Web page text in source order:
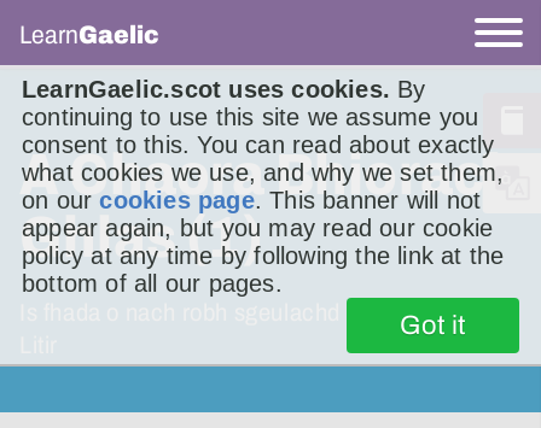
LearnGaelic.scot uses cookies. By
continuing to use this site we assume you
consent to this. You can read about exactly
what cookies we use, and why we set them,
on ourcookies page. This banner will not
appear again, but you may read our cookie
policy at any time by following the link at the
bottom of all our pages.
Got it
LearnGaelic
A Chaora Bhiorach
Ghlas (1)
Is fhada o nach robh sgeulachd againn ann an